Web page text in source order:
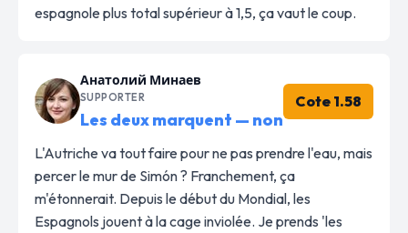
espagnole plus total supérieur à 1,5, ça vaut le coup.
Анатолий Минаев
SUPPORTER
Les deux marquent — non
Cote 1.58
L'Autriche va tout faire pour ne pas prendre l'eau, mais
percer le mur de Simón ? Franchement, ça
m'étonnerait. Depuis le début du Mondial, les
Espagnols jouent à la cage inviolée. Je prends 'les